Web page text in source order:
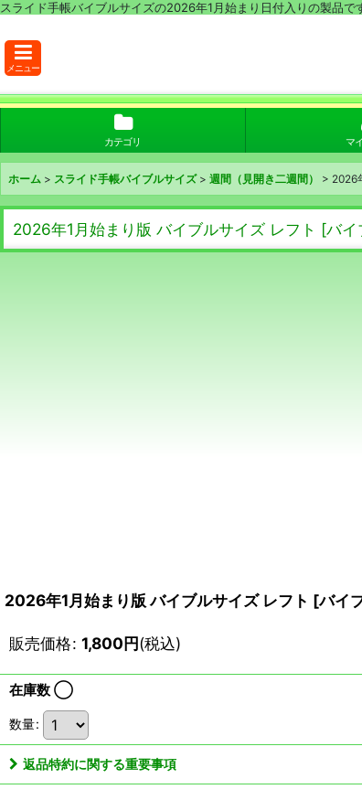
スライド手帳バイブルサイズの2026年1月始まり日付入りの製品で
メニュー
カテゴリ マ
ホーム > スライド手帳バイブルサイズ > 週間（見開き二週間） > 2026
2026年1月始まり版 バイブルサイズ レフト [バイ
2026年1月始まり版 バイブルサイズ レフト [バイ
販売価格: 1,800円(税込)
在庫数 ◯
数量:
返品特約に関する重要事項